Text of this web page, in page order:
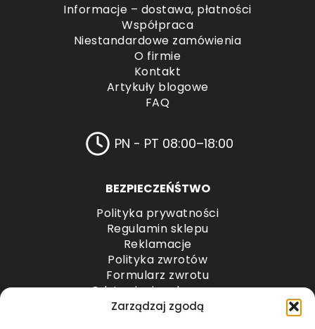
Zarządzaj zgodą
Informacje – dostawa, płatności
Współpraca
Niestandardowe zamówienia
O firmie
Kontakt
Artykuły blogowe
FAQ
PN - PT 08:00–18:00
BEZPIECZEŃŚTWO
Polityka prywatności
Regulamin sklepu
Reklamacje
Polityka zwrotów
Formularz zwrotu
Odstąpienie od umowy
Odstąpienie od umowy – przesyłki paletowe